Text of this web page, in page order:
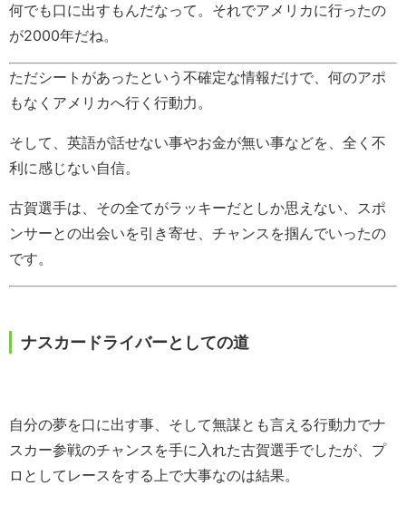
何でも口に出すもんだなって。それでアメリカに行ったの
が2000年だね。
ただシートがあったという不確定な情報だけで、何のアポ
もなくアメリカへ行く行動力。
そして、英語が話せない事やお金が無い事などを、全く不
利に感じない自信。
古賀選手は、その全てがラッキーだとしか思えない、スポ
ンサーとの出会いを引き寄せ、チャンスを掴んでいったの
です。
ナスカードライバーとしての道
自分の夢を口に出す事、そして無謀とも言える行動力でナ
スカー参戦のチャンスを手に入れた古賀選手でしたが、プ
ロとしてレースをする上で大事なのは結果。